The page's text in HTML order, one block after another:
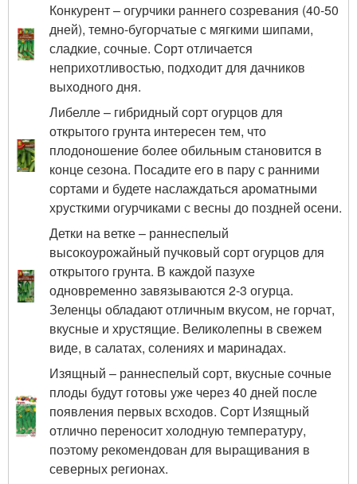
Конкурент – огурчики раннего созревания (40-50
дней), темно-бугорчатые с мягкими шипами,
сладкие, сочные. Сорт отличается
неприхотливостью, подходит для дачников
выходного дня.
Либелле – гибридный сорт огурцов для
открытого грунта интересен тем, что
плодоношение более обильным становится в
конце сезона. Посадите его в пару с ранними
сортами и будете наслаждаться ароматными
хрусткими огурчиками с весны до поздней осени.
Детки на ветке – раннеспелый
высокоурожайный пучковый сорт огурцов для
открытого грунта. В каждой пазухе
одновременно завязываются 2-3 огурца.
Зеленцы обладают отличным вкусом, не горчат,
вкусные и хрустящие. Великолепны в свежем
виде, в салатах, солениях и маринадах.
Изящный – раннеспелый сорт, вкусные сочные
плоды будут готовы уже через 40 дней после
появления первых всходов. Сорт Изящный
отлично переносит холодную температуру,
поэтому рекомендован для выращивания в
северных регионах.